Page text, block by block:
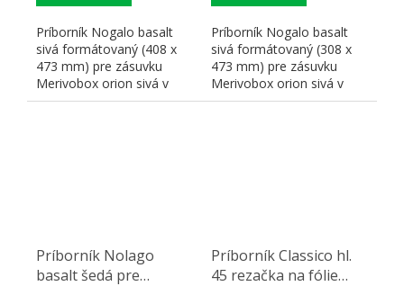
Príborník Nogalo basalt
sivá formátovaný (408 x
473 mm) pre zásuvku
Merivobox orion sivá v
hĺbke 500 mm pre
Príborník Nogalo basalt
sivá formátovaný (308 x
473 mm) pre zásuvku
Merivobox orion sivá v
hĺbke 500 mm pre
Príborník Nolago
basalt šedá pre
Príborník Classico hl.
45 rezačka na fólie